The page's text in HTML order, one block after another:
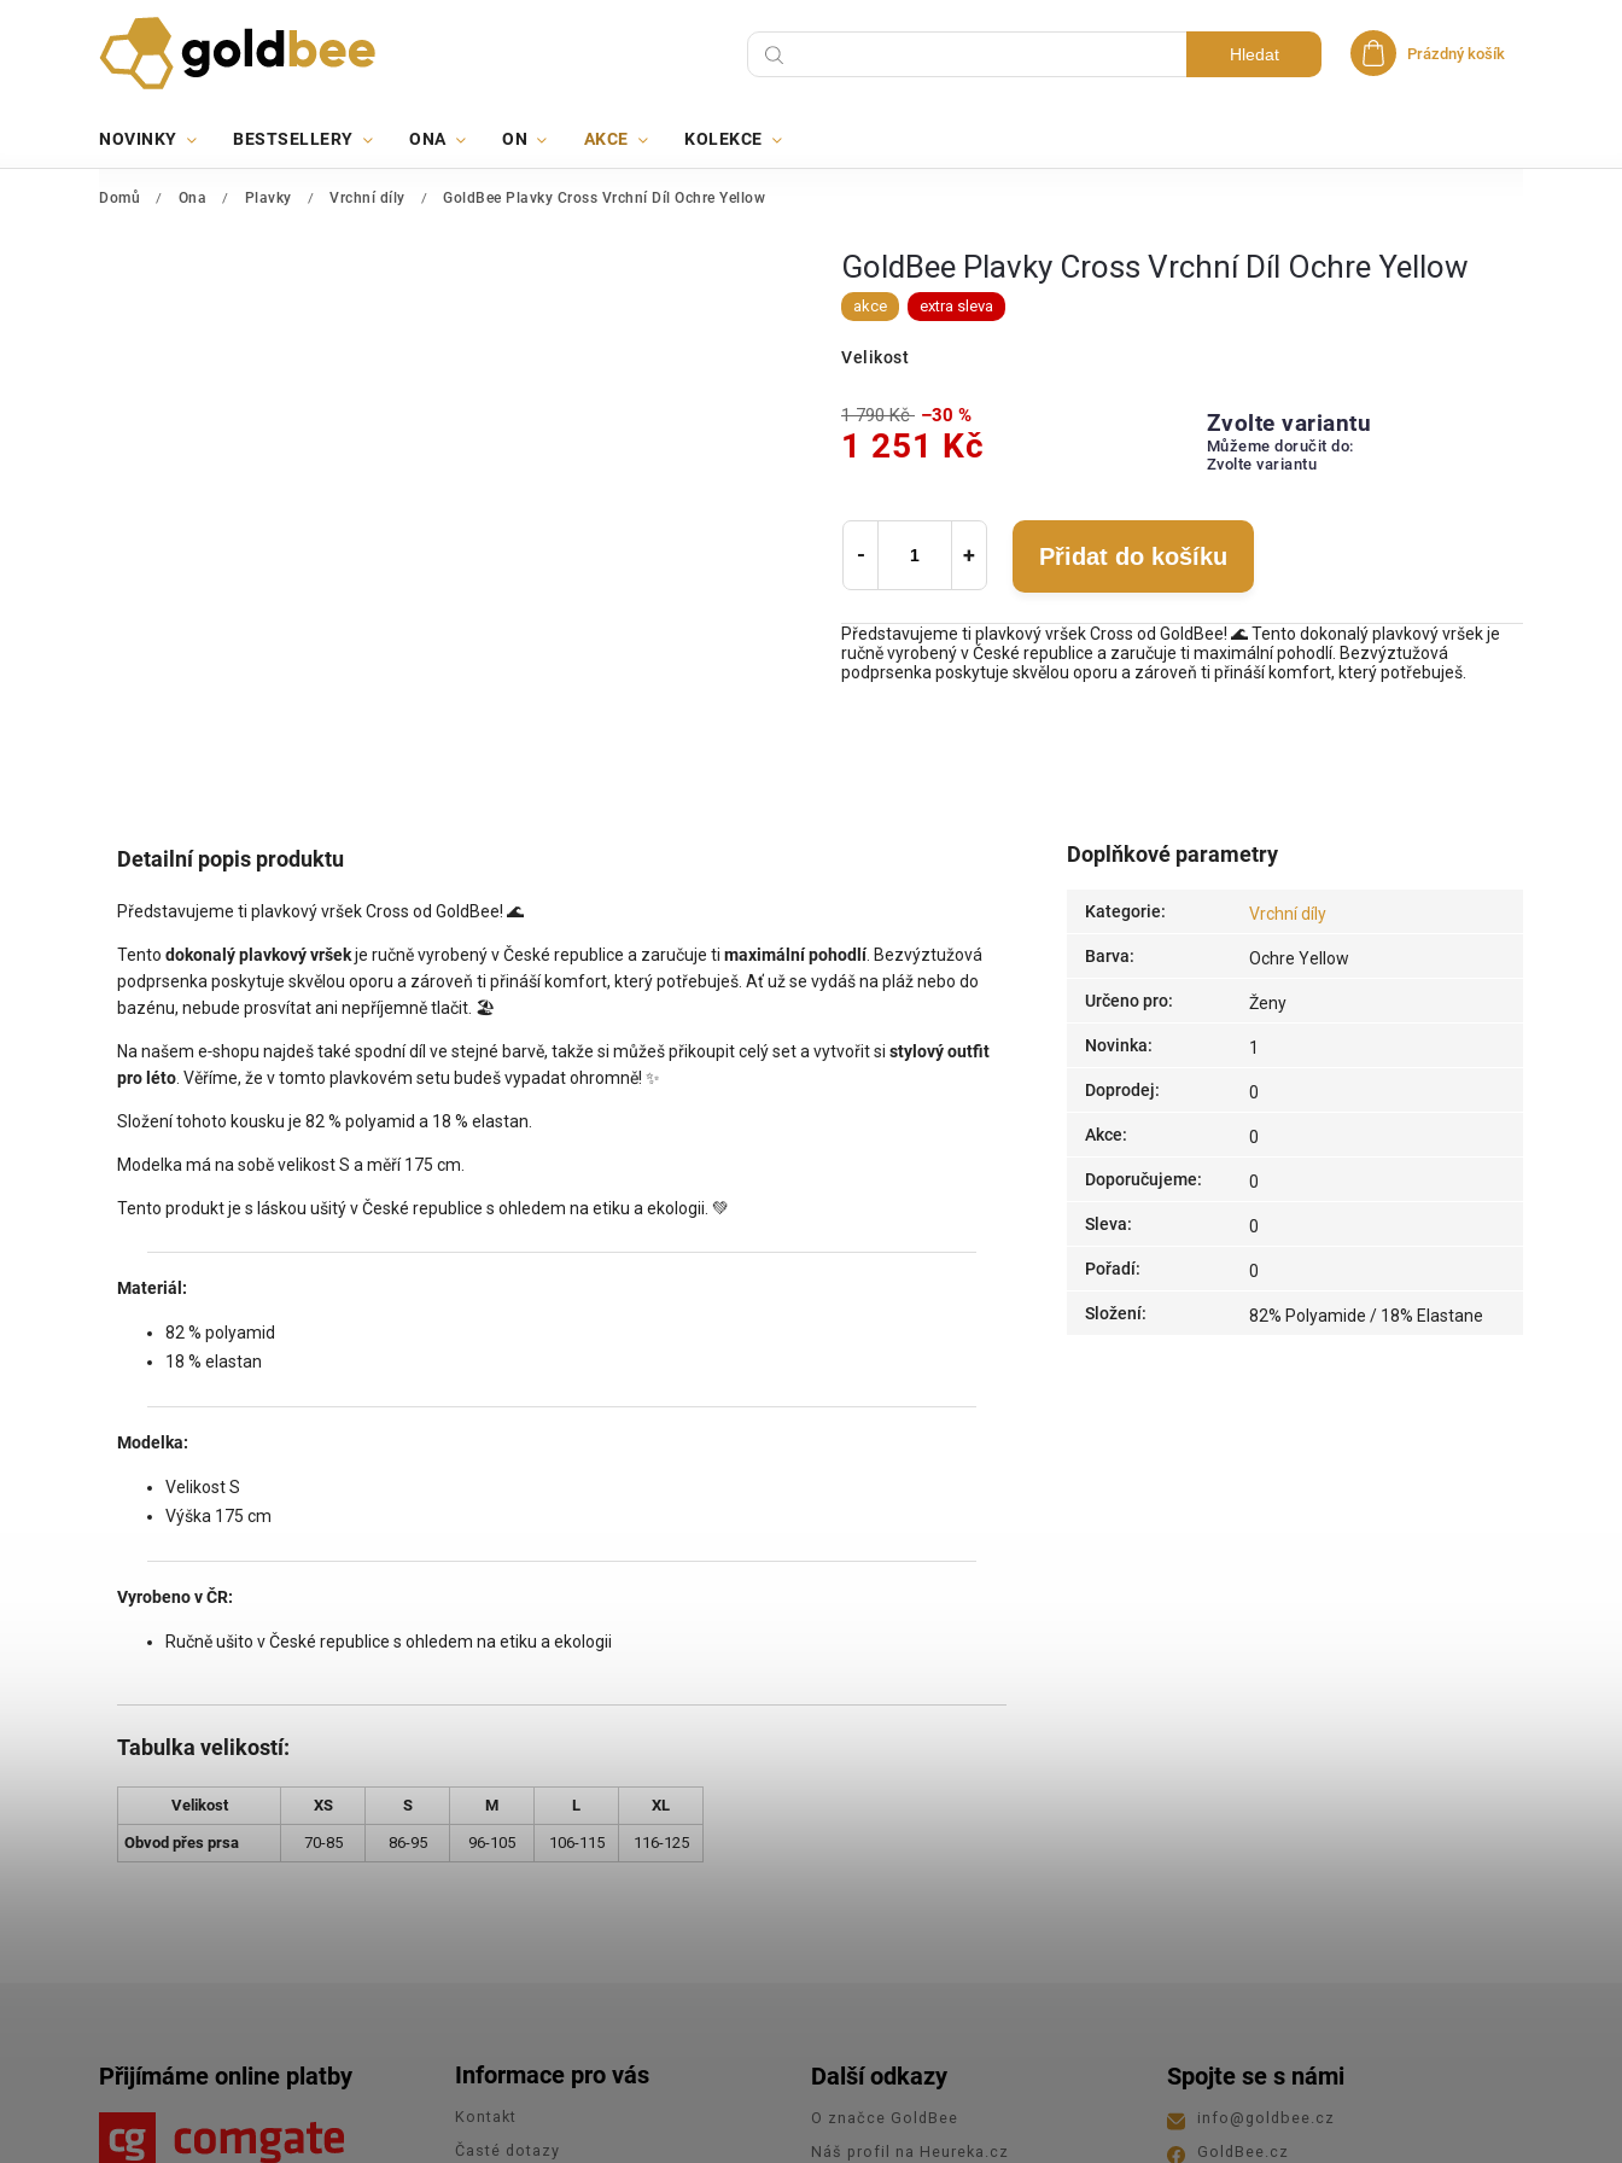
Hledat Nákupní košík
Prázdný košík
NOVINKY BESTSELLERY ONA ON AKCE KOLEKCE
Domů / Ona / Plavky / Vrchní díly / GoldBee Plavky Cross Vrchní Díl Ochre Yellow
GoldBee Plavky Cross Vrchní Díl Ochre Yellow
akce extra sleva
Velikost
1 790 Kč –30 %
1 251 Kč
Zvolte variantu
Můžeme doručit do:
Zvolte variantu
Přidat do košíku
Představujeme ti plavkový vršek Cross od GoldBee! 🌊 Tento dokonalý plavkový vršek je
ručně vyrobený v České republice a zaručuje ti maximální pohodlí. Bezvýztužová
podprsenka poskytuje skvělou oporu a zároveň ti přináší komfort, který potřebuješ.
Detailní popis produktu
Představujeme ti plavkový vršek Cross od GoldBee! 🌊
Tento dokonalý plavkový vršekje ručně vyrobený v České republice a zaručuje ti maximální pohodlí. Bezvýztužová
podprsenka poskytuje skvělou oporu a zároveň ti přináší komfort, který potřebuješ. Ať už se vydáš na pláž nebo do
bazénu, nebude prosvítat ani nepříjemně tlačit. 🏖️
Na našem e‑shopu najdeš také spodní díl ve stejné barvě, takže si můžeš přikoupit celý set a vytvořit si stylový outfit
pro léto . Věříme, že v tomto plavkovém setu budeš vypadat ohromně! ✨
Složení tohoto kousku je 82 % polyamid a 18 % elastan.
Modelka má na sobě velikost S a měří 175 cm.
Tento produkt je s láskou ušitý v České republice s ohledem na etiku a ekologii. 💚
Materiál:
82 % polyamid
18 % elastan
Modelka:
Velikost S
Výška 175 cm
Vyrobeno v ČR:
Ručně ušito v České republice s ohledem na etiku a ekologii
Tabulka velikostí:
Velikost XS S M L XL
Obvod přes prsa 70-85 86-95 96-105 106-115 116-125
Doplňkové parametry
Kategorie: Vrchní díly
Barva: Ochre Yellow
Určeno pro: Ženy
Novinka: 1
Doprodej: 0
Akce: 0
Doporučujeme: 0
Sleva: 0
Pořadí: 0
Složení: 82% Polyamide / 18% Elastane
Přijímáme online platby Informace pro vás
Kontakt
Časté dotazy
Další odkazy
O značce GoldBee
Náš profil na Heureka.cz
Spojte se s námi
info @ goldbee.cz
GoldBee.cz